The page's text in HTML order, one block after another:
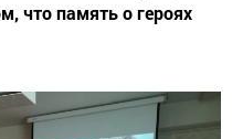
что память о героях